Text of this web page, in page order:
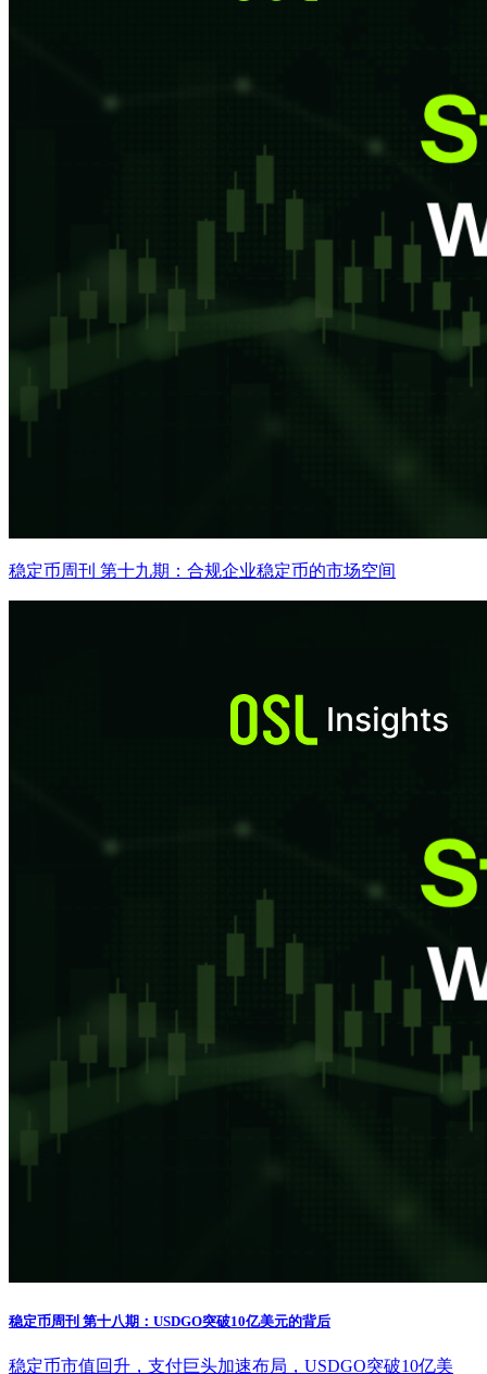
稳定币周刊 第十九期：合规企业稳定币的市场空间
稳定币周刊 第十八期：USDGO突破10亿美元的背后
稳定币市值回升，支付巨头加速布局，USDGO突破10亿美